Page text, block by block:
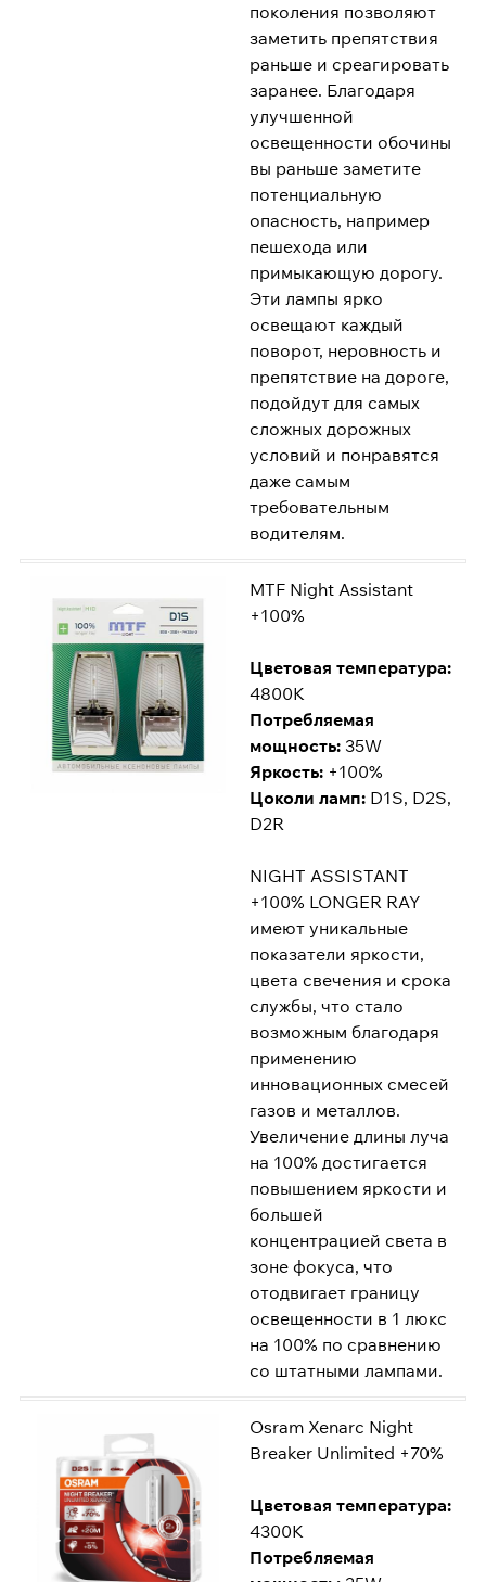
поколения позволяют
заметить препятствия
раньше и среагировать
заранее. Благодаря
улучшенной
освещенности обочины
вы раньше заметите
потенциальную
опасность, например
пешехода или
примыкающую дорогу.
Эти лампы ярко
освещают каждый
поворот, неровность и
препятствие на дороге,
подойдут для самых
сложных дорожных
условий и понравятся
даже самым
требовательным
водителям.
MTF Night Assistant
+100%
Цветовая температура:
4800K
Потребляемая
мощность: 35W
Яркость: +100%
Цоколи ламп: D1S, D2S,
D2R
NIGHT ASSISTANT
+100% LONGER RAY
имеют уникальные
показатели яркости,
цвета свечения и срока
службы, что стало
возможным благодаря
применению
инновационных смесей
газов и металлов.
Увеличение длины луча
на 100% достигается
повышением яркости и
большей
концентрацией света в
зоне фокуса, что
отодвигает границу
освещенности в 1 люкс
на 100% по сравнению
со штатными лампами.
Osram Xenarc Night
Breaker Unlimited +70%
Цветовая температура:
4300K
Потребляемая